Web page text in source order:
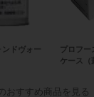
ドヴォー
プロフー
ケース（
おすすめ商品を見る